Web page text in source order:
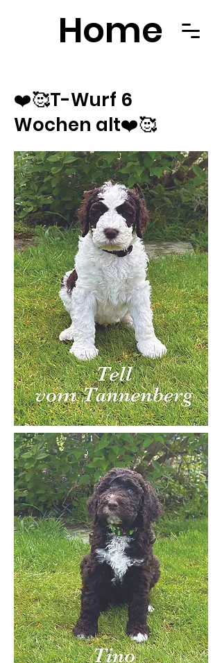
Home
❤️🥰T-Wurf 6
Wochen alt❤️🥰